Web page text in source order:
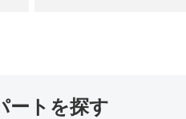
ートを探す